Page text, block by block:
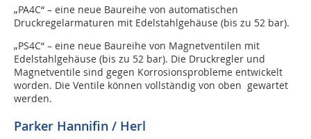
„PA4C“ – eine neue Baureihe von automatischen
Druckregelarmaturen mit Edelstahlgehäuse (bis zu 52 bar).
„PS4C“ – eine neue Baureihe von Magnetventilen mit
Edelstahlgehäuse (bis zu 52 bar). Die Druckregler und
Magnetventile sind gegen Korrosionsprobleme entwickelt
worden. Die Ventile können vollständig von oben gewartet
werden.
Parker Hannifin / Herl